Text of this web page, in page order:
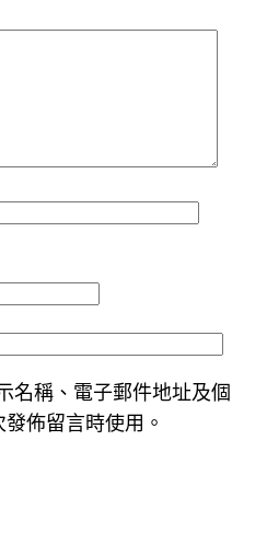
名稱、電子郵件地址及個
佈留言時使用。